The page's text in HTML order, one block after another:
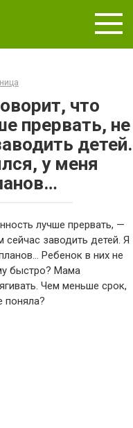
что
прервать, не
детей.
у меня
лучше прервать, —
заводить детей. Я
Ребенок в них не
быстро? Мама
Чем меньше срок,
поняла?